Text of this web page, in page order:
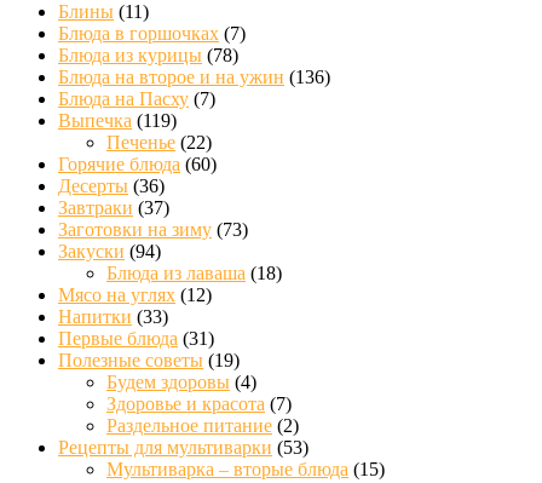
Блины (11)
Блюда в горшочках (7)
Блюда из курицы (78)
Блюда на второе и на ужин (136)
Блюда на Пасху (7)
Выпечка (119)
Печенье (22)
Горячие блюда (60)
Десерты (36)
Завтраки (37)
Заготовки на зиму (73)
Закуски (94)
Блюда из лаваша (18)
Мясо на углях (12)
Напитки (33)
Первые блюда (31)
Полезные советы (19)
Будем здоровы (4)
Здоровье и красота (7)
Раздельное питание (2)
Рецепты для мультиварки (53)
Мультиварка – вторые блюда (15)